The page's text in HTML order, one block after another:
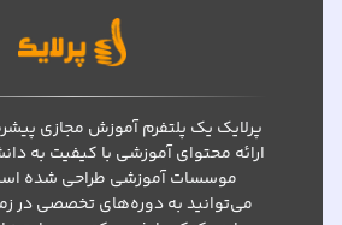
پرلایک یک پلتفرم آموزش مجازی
ارائه محتوای آموزشی با کیفیت به
موسسات آموزشی طراحی شده
می‌توانید به دوره‌های تخصصی در